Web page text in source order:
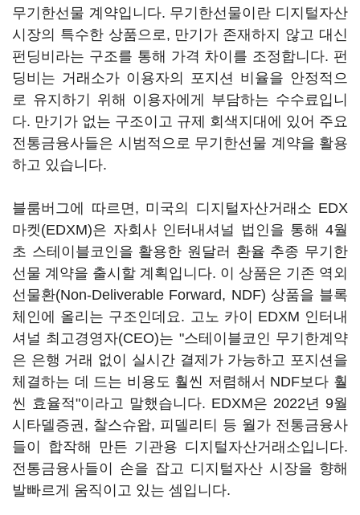
무기한선물 계약입니다. 무기한선물이란 디지털자산
시장의 특수한 상품으로, 만기가 존재하지 않고 대신
펀딩비라는 구조를 통해 가격 차이를 조정합니다. 펀
딩비는 거래소가 이용자의 포지션 비율을 안정적으
로 유지하기 위해 이용자에게 부담하는 수수료입니
다. 만기가 없는 구조이고 규제 회색지대에 있어 주요
전통금융사들은 시범적으로 무기한선물 계약을 활용
하고 있습니다.
블룸버그에 따르면, 미국의 디지털자산거래소 EDX
마켓(EDXM)은 자회사 인터내셔널 법인을 통해 4월
초 스테이블코인을 활용한 원달러 환율 추종 무기한
선물 계약을 출시할 계획입니다. 이 상품은 기존 역외
선물환(Non-Deliverable Forward, NDF) 상품을 블록
체인에 올리는 구조인데요. 고노 카이 EDXM 인터내
셔널 최고경영자(CEO)는 "스테이블코인 무기한계약
은 은행 거래 없이 실시간 결제가 가능하고 포지션을
체결하는 데 드는 비용도 훨씬 저렴해서 NDF보다 훨
씬 효율적"이라고 말했습니다. EDXM은 2022년 9월
시타델증권, 찰스슈왑, 피델리티 등 월가 전통금융사
들이 합작해 만든 기관용 디지털자산거래소입니다.
전통금융사들이 손을 잡고 디지털자산 시장을 향해
발빠르게 움직이고 있는 셈입니다.